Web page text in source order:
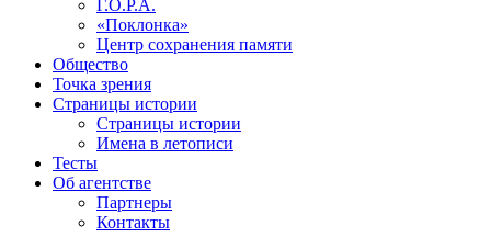
Г.О.Р.А.
«Поклонка»
Центр сохранения памяти
Общество
Точка зрения
Страницы истории
Страницы истории
Имена в летописи
Тесты
Об агентстве
Партнеры
Контакты